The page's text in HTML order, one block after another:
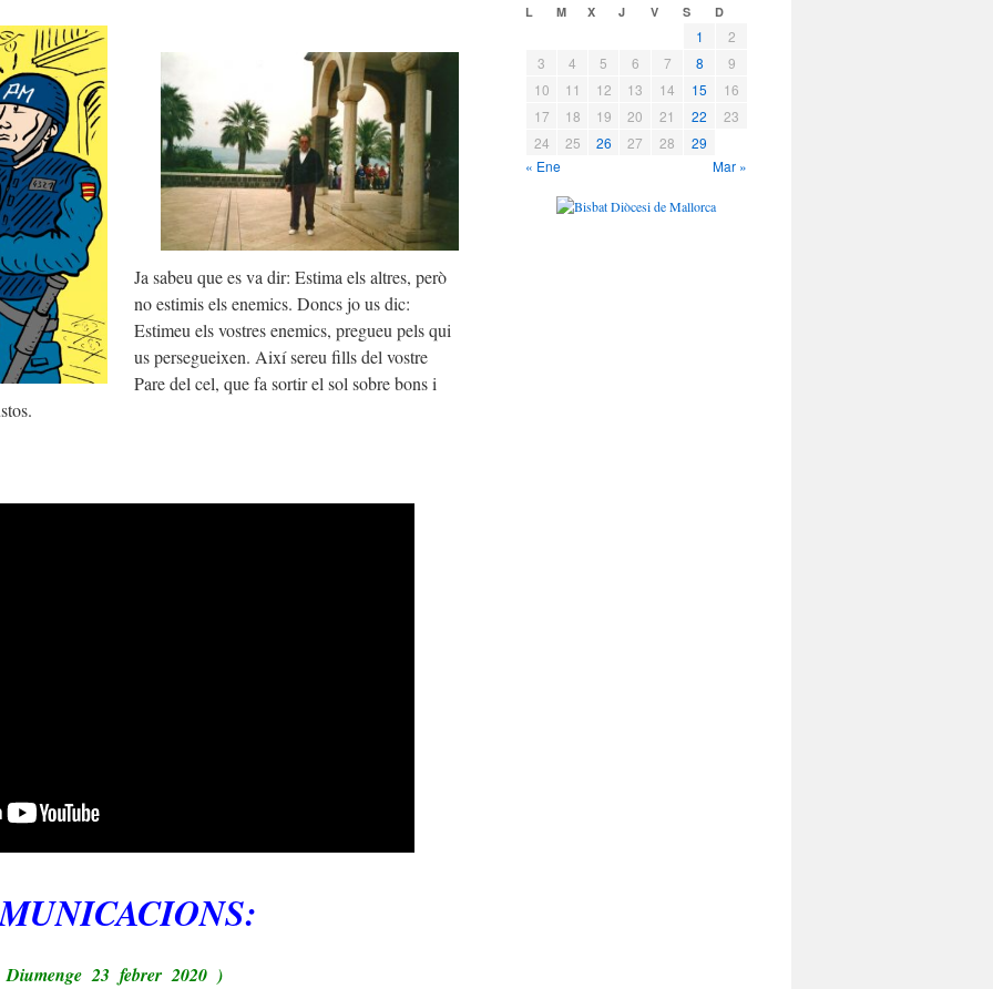
Ja sabeu que es va dir: Estima els altres, però
no estimis els enemics. Doncs jo us dic:
Estimeu els vostres enemics, pregueu pels qui
us persegueixen. Així sereu fills del vostre
Pare del cel, que fa sortir el sol sobre bons i
23 febrer 2020 )
L M X J V S D
1
2
3
4 5 6 7 8
9
10
11 12 13 14 15
16
17
18 19 20 21 22
23
24
25 26 27 28
29
« Ene
Mar »